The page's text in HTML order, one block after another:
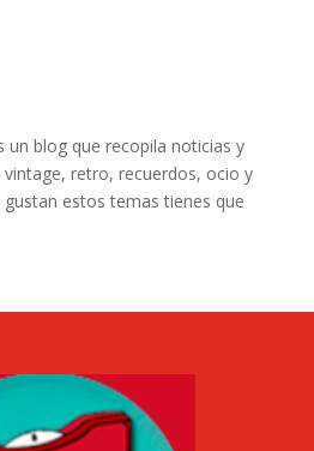
un blog que recopila noticias y
retro, recuerdos, ocio y
estos temas tienes que